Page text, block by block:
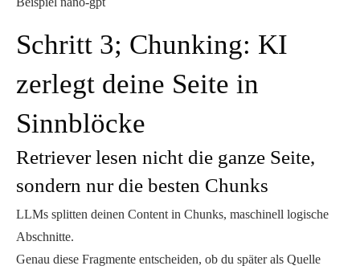
Schritt 3; Chunking: KI
zerlegt deine Seite in
Sinnblöcke
Retriever lesen nicht die ganze Seite,
sondern nur die besten Chunks
LLMs splitten deinen Content in Chunks, maschinell logische
Abschnitte.
Genau diese Fragmente entscheiden, ob du später als Quelle